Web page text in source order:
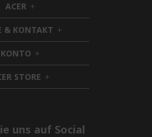
ACER h
i
d
d
e
n
& KONTAKT h
i
d
n
KONTO h
i
d
d
STORE h
i
e
uns auf Social